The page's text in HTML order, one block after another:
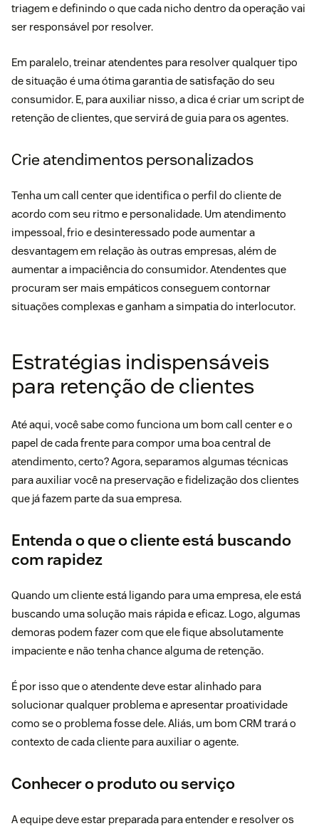
triagem e definindo o que cada nicho dentro da operação vai
ser responsável por resolver.
Em paralelo, treinar atendentes para resolver qualquer tipo
de situação é uma ótima garantia de satisfação do seu
consumidor. E, para auxiliar nisso, a dica é criar um script de
retenção de clientes, que servirá de guia para os agentes.
Crie atendimentos personalizados
Tenha um call center que identifica o perfil do cliente de
acordo com seu ritmo e personalidade. Um atendimento
impessoal, frio e desinteressado pode aumentar a
desvantagem em relação às outras empresas, além de
aumentar a impaciência do consumidor. Atendentes que
procuram ser mais empáticos conseguem contornar
situações complexas e ganham a simpatia do interlocutor.
Estratégias indispensáveis
para retenção de clientes
Até aqui, você sabe como funciona um bom call center e o
papel de cada frente para compor uma boa central de
atendimento, certo? Agora, separamos algumas técnicas
para auxiliar você na preservação e fidelização dos clientes
que já fazem parte da sua empresa.
Entenda o que o cliente está buscando
com rapidez
Quando um cliente está ligando para uma empresa, ele está
buscando uma solução mais rápida e eficaz. Logo, algumas
demoras podem fazer com que ele fique absolutamente
impaciente e não tenha chance alguma de retenção.
É por isso que o atendente deve estar alinhado para
solucionar qualquer problema e apresentar proatividade
como se o problema fosse dele. Aliás, um bom CRM trará o
contexto de cada cliente para auxiliar o agente.
Conhecer o produto ou serviço
A equipe deve estar preparada para entender e resolver os